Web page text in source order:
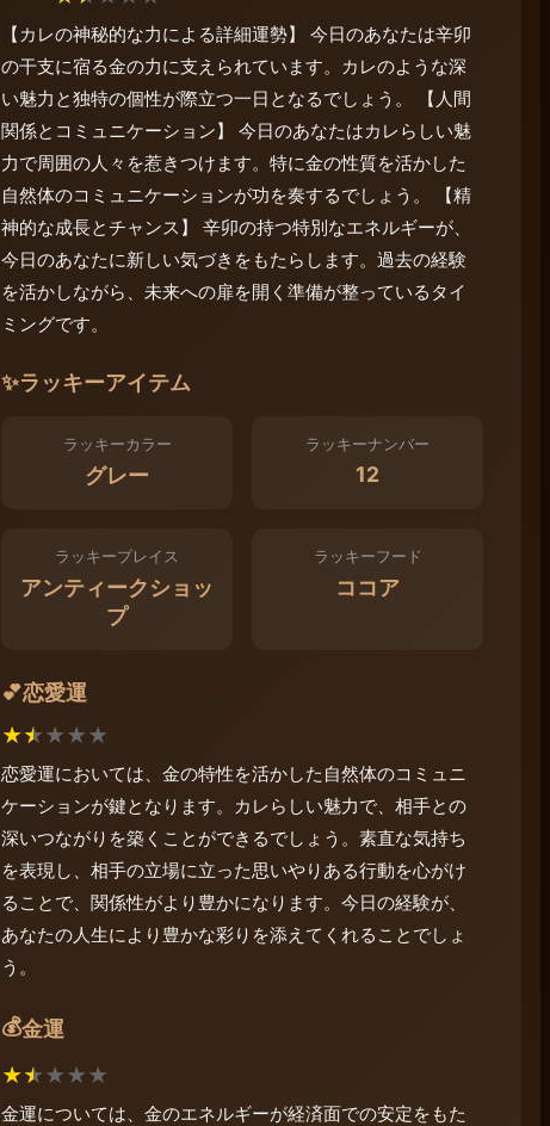
【カレの神秘的な力による詳細運勢】 今日のあなたは辛卯
の干支に宿る金の力に支えられています。カレのような深
い魅力と独特の個性が際立つ一日となるでしょう。 【人間
関係とコミュニケーション】 今日のあなたはカレらしい魅
力で周囲の人々を惹きつけます。特に金の性質を活かした
自然体のコミュニケーションが功を奏するでしょう。 【精
神的な成長とチャンス】 辛卯の持つ特別なエネルギーが、
今日のあなたに新しい気づきをもたらします。過去の経験
を活かしながら、未来への扉を開く準備が整っているタイ
ミングです。
✨ラッキーアイテム
ラッキーカラー
グレー
ラッキーナンバー
12
ラッキープレイス
アンティークショッ
プ
ラッキーフード
ココア
💕恋愛運
★★★★★
恋愛運においては、金の特性を活かした自然体のコミュニ
ケーションが鍵となります。カレらしい魅力で、相手との
深いつながりを築くことができるでしょう。素直な気持ち
を表現し、相手の立場に立った思いやりある行動を心がけ
ることで、関係性がより豊かになります。今日の経験が、
あなたの人生により豊かな彩りを添えてくれることでしょ
う。
💰金運
★★★★★
金運については、金のエネルギーが経済面での安定をもた